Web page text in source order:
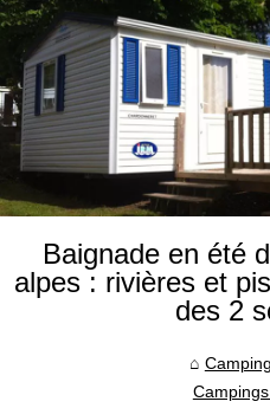
Baignade en été
alpes : rivières et
des 2